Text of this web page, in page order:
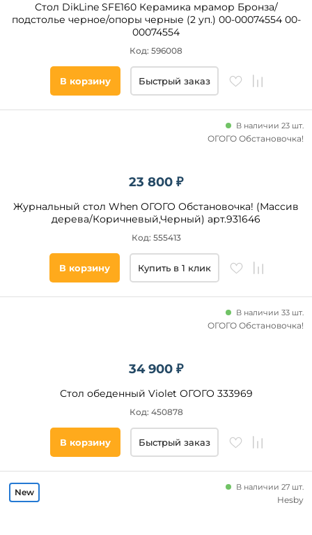
Стол DikLine SFE160 Керамика мрамор Бронза/
подстолье черное/опоры черные (2 уп.) 00-00074554 00-
00074554
Код: 596008
В корзину Быстрый заказ
23 800 ₽
Журнальный стол When ОГОГО Обстановочка! (Массив
дерева/Коричневый,Черный) арт.931646
В наличии 23 шт.
Код: 555413
ОГОГО Обстановочка!
В корзину Купить в 1 клик
34 900 ₽
Стол обеденный Violet ОГОГО 333969
В наличии 33 шт.
Код: 450878
ОГОГО Обстановочка!
В корзину Быстрый заказ
В наличии 27 шт.
Hesby